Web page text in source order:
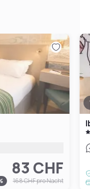
83 CHF
168 CHFpro Nacht